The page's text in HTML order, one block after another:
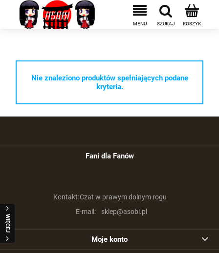
WIĘCEJ
Nie znaleziono produktów spełniających podane
kryteria.
Fani dla Fanów
Kontakt:Czat w prawym dolnym rogu
E-mail:
sklep@asobi.pl
Moje konto